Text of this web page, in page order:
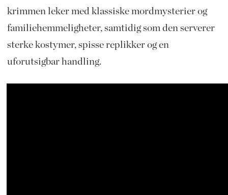
krimmen leker med klassiske mordmysterier og
familiehemmeligheter, samtidig som den serverer
sterke kostymer, spisse replikker og en
uforutsigbar handling.